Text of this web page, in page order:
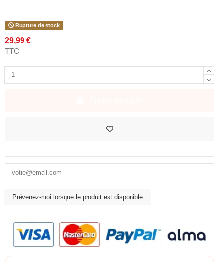
Rupture de stock
29,99 €
TTC